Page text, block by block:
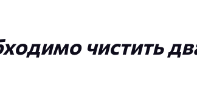
чистить